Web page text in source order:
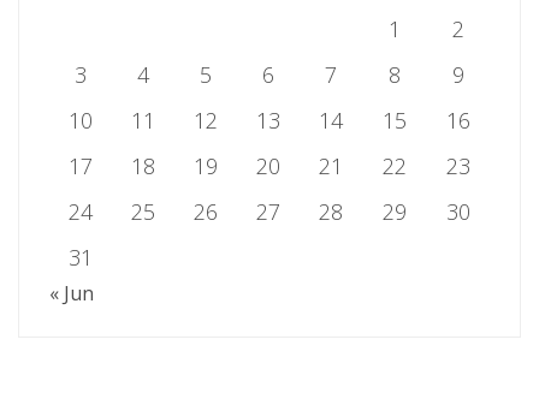
1
2
3
4 5 6 7 8
9
10
11 12 13 14 15
16
17
18 19 20 21 22
23
24
25 26 27 28 29
30
31
« Jun